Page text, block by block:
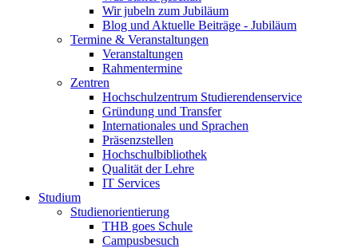
Wir jubeln zum Jubiläum
Blog und Aktuelle Beiträge - Jubiläum
Termine & Veranstaltungen
Veranstaltungen
Rahmentermine
Zentren
Hochschulzentrum Studierendenservice
Gründung und Transfer
Internationales und Sprachen
Präsenzstellen
Hochschulbibliothek
Qualität der Lehre
IT Services
Studium
Studienorientierung
THB goes Schule
Campusbesuch